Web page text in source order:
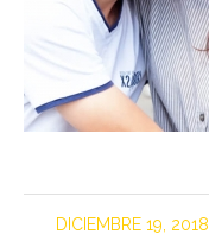
DICIEMBRE 19, 2018
/